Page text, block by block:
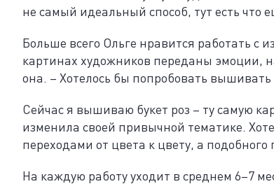
не самый идеальный способ, тут есть что
Больше всего Ольге нравится работать
картинах художников переданы эмоции,
она. – Хотелось бы попробовать
Сейчас я вышиваю букет роз – ту самую
изменила своей привычной тематике.
переходами от цвета к цвету, а
На каждую работу уходит в среднем 6–7